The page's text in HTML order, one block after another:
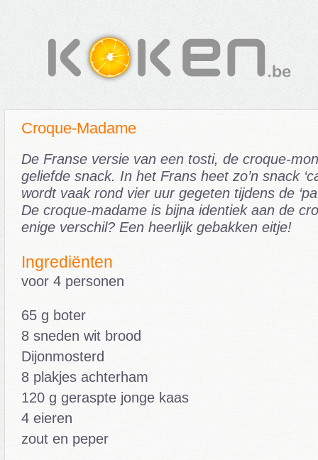
Croque-Madame
De Franse versie van een tosti, de croque-
geliefde snack. In het Frans heet zo’n snack
wordt vaak rond vier uur gegeten tijdens de
De croque-madame is bijna identiek aan de
enige verschil? Een heerlijk gebakken eitje!
Ingrediënten
voor 4 personen
65 g boter
8 sneden wit brood
Dijonmosterd
8 plakjes achterham
120 g geraspte jonge kaas
4 eieren
zout en peper